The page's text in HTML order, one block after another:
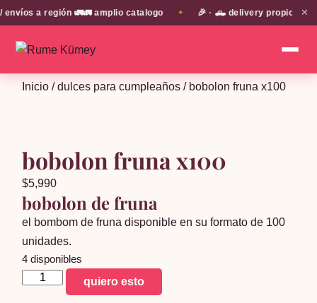
a región 🚛🚛 amplio catalogo 🎉 · 🛻 delivery propio en EN
✕
Inicio /dulces para cumpleaños / bobolon fruna x100
bobolon fruna x100
$5,990
bobolon de fruna
el bombom de fruna disponible en su formato de 100
unidades.
4 disponibles
bobolon
quiero esto